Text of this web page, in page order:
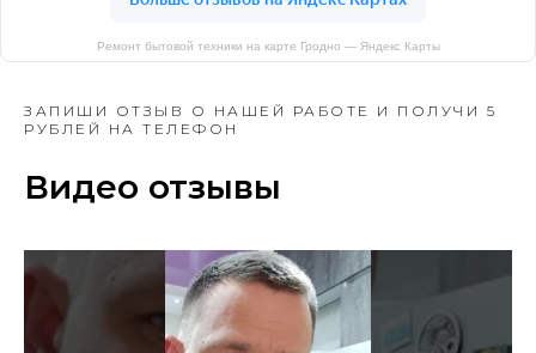
Ремонт бытовой техники на карте Гродно — Яндекс Карты
ЗАПИШИ ОТЗЫВ О НАШЕЙ РАБОТЕ И ПОЛУЧИ 5
РУБЛЕЙ НА ТЕЛЕФОН
Видео отзывы